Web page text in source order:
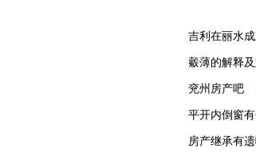
吉利在丽水
觳薄的解释
兖州房产吧
平开内倒窗
房产继承有